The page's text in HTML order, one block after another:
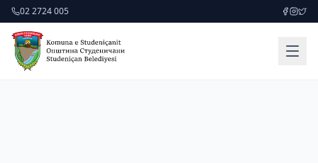
02 2724 005